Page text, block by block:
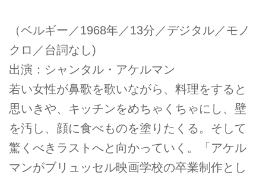
（ベルギー／1968年／13分／デジタル／モノ
クロ／台詞なし)
出演：シャンタル・アケルマン
若い女性が鼻歌を歌いながら、料理をすると
思いきや、キッチンをめちゃくちゃにし、壁
を汚し、顔に食べものを塗りたくる。そして
驚くべきラストへと向かっていく。「アケル
マンがブリュッセル映画学校の卒業制作とし